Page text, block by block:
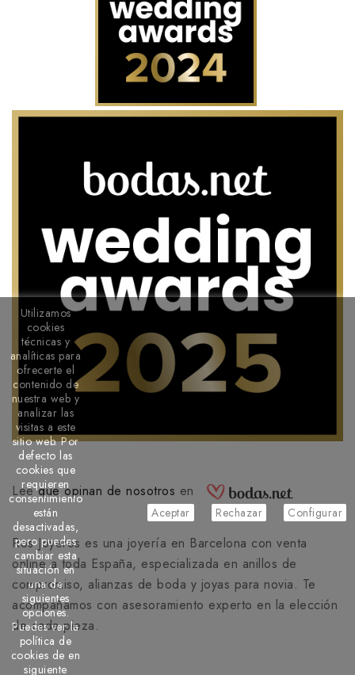
Leeque opinan de nosotros en
Utilizamos
cookies
técnicas y
analíticas para
ofrecerte el
contenido de
nuestra web y
analizar las
visitas a este
sitio web. Por
defecto las
cookies que
requieren
consentimiento
están
desactivadas,
pero puedes
cambiar esta
situación en
una de
siguientes
opciones.
Puedes ver la
política de
cookies de en
siguiente
Aceptar Rechazar Configurar
Ros Joyeros es una joyería en Barcelona con venta
online a toda España, especializada en anillos de
compromiso, alianzas de boda y joyas para novia. Te
acompañamos con asesoramiento experto en la elección
de cada pieza.